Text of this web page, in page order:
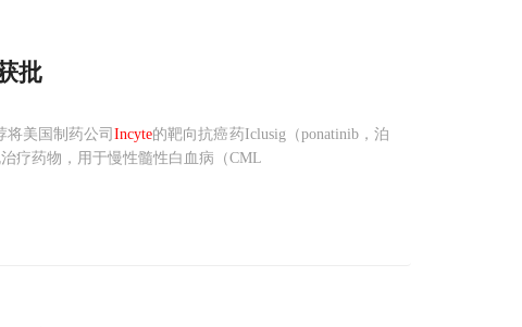
批
美国制药公司 Incyte的靶向抗癌药Iclusig（ponatinib，泊
疗药物，用于慢性髓性白血病（CML